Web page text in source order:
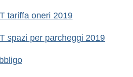
tariffa oneri 2019
spazi per parcheggi 2019